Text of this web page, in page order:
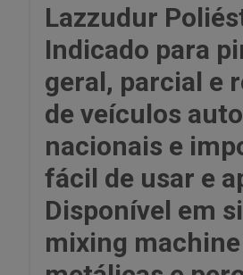
Lazzudur
Indicado para
geral, parcial e
de veículos
nacionais e
fácil de usar e
Disponível em
mixing